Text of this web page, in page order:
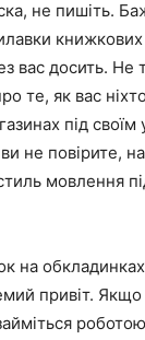
не пишіть.
книжкових
вас досить. Не
те, як вас
під своїм
не повірите,
мовлення
на
привіт.